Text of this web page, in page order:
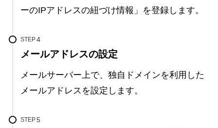
ーのIPアドレスの紐づけ情報」を登録します。
STEP
メールアドレスの設定
メールサーバー上で、独自ドメインを利用した
メールアドレスを設定します。
STEP